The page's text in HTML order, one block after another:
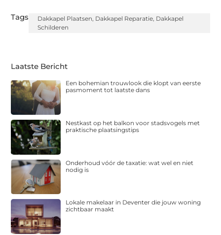
Tags: Dakkapel Plaatsen, Dakkapel Reparatie, Dakkapel
Schilderen
Laatste Bericht
Een bohemian trouwlook die klopt van eerste
pasmoment tot laatste dans
Nestkast op het balkon voor stadsvogels met
praktische plaatsingstips
Onderhoud vóór de taxatie: wat wel en niet
nodig is
Lokale makelaar in Deventer die jouw woning
zichtbaar maakt